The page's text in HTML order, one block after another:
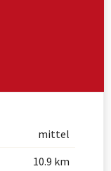
mittel
10.9 km